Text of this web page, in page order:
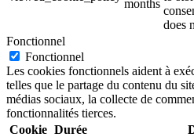
months
does
Fonctionnel
Fonctionnel
Les cookies fonctionnels aident à
telles que le partage du contenu du
médias sociaux, la collecte de
fonctionnalités tierces.
Cookie Durée